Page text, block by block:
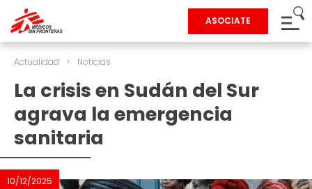
ASOCIATE
Actualidad > Noticias
La crisis en Sudán del Sur
agrava la emergencia
sanitaria
10/12/2025